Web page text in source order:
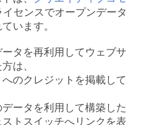
イセンスでオープンデータ
います。
タを再利用してウェブサ
は、
のクレジットを掲載して
ータを利用して構築した
トスイッチへリンクを表